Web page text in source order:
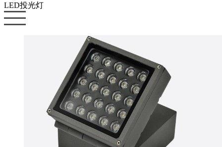
LED投光灯